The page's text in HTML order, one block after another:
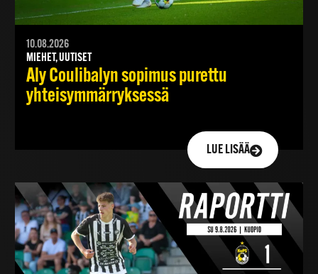
10.08.2026
MIEHET, UUTISET
Aly Coulibalyn sopimus purettu
yhteisymmärryksessä
LUE LISÄÄ